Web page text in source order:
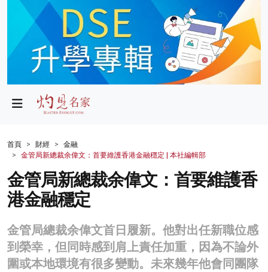
政局
財經
生活
健康
科技
影片
首頁 財經
金融
金管局新總裁余偉文：首要維護香港金融穩定 | 本社編輯部
金管局新總裁余偉文：首要維護香
港金融穩定
金管局總裁余偉文首日履新。他對出任新職位感
到榮幸，但同時感到肩上責任加重，因為不論外
圍或本地環境有很多變動。未來幾年他會同團隊